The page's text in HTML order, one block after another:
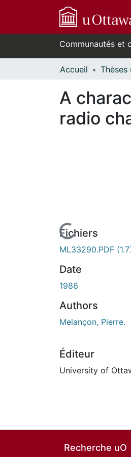
Communautés et
Accueil
A
radio
En cours de chargement...
Fichiers
ML33290.PDF
Date
1986
Authors
Melançon, Pierre.
Éditeur
University of
Recherche uO